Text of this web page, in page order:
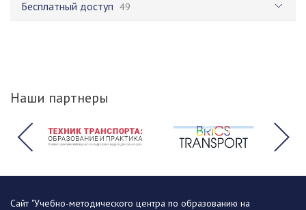
Бесплатный доступ 49
Наши партнеры
Сайт "Учебно-методического центра по образованию на